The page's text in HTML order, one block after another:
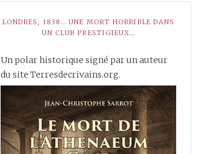
LONDRES, 1838… UNE MORT HORRIBLE DANS
UN CLUB PRESTIGIEUX…
Un polar historique signé par un auteur
du site Terresdecrivains.org.